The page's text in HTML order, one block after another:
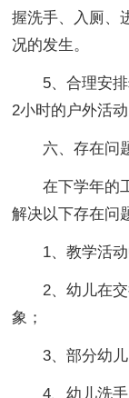
握洗手、入厕、
况的发生。
5、合理安
2小时的户外活动
六、存在问
在下学年的
解决以下存在问
1、教学活
2、幼儿在
象；
3、部分幼
4、幼儿洗